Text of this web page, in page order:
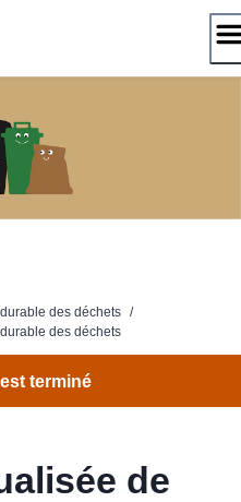
des déchets /
des déchets
terminé
de